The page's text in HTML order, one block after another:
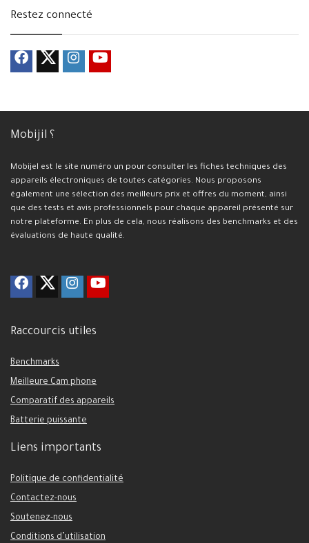
Restez connecté
Mobijil ؟
Mobijel est le site numéro un pour consulter les fiches techniques des
appareils électroniques de toutes catégories. Nous proposons
également une sélection des meilleurs prix et offres du moment, ainsi
que des tests et avis professionnels pour chaque appareil présenté sur
notre plateforme. En plus de cela, nous réalisons des benchmarks et des
évaluations de haute qualité.
Raccourcis utiles
Benchmarks
Meilleure Cam phone
Comparatif des appareils
Batterie puissante
Liens importants
Politique de confidentialité
Contactez-nous
Soutenez-nous
Conditions d’utilisation